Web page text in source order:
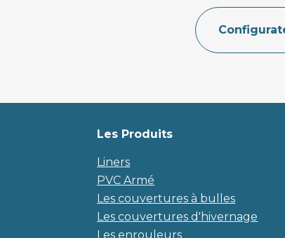
Les Produits
Liners
PVC Armé
Les couvertures à bulles
Les couvertures d'hivernage
Les enrouleurs